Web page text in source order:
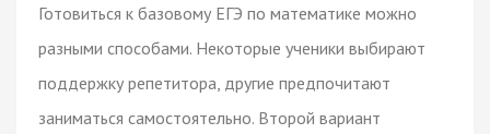
Готовиться к базовому ЕГЭ по математике можно
разными способами. Некоторые ученики выбирают
поддержку репетитора, другие предпочитают
заниматься самостоятельно. Второй вариант